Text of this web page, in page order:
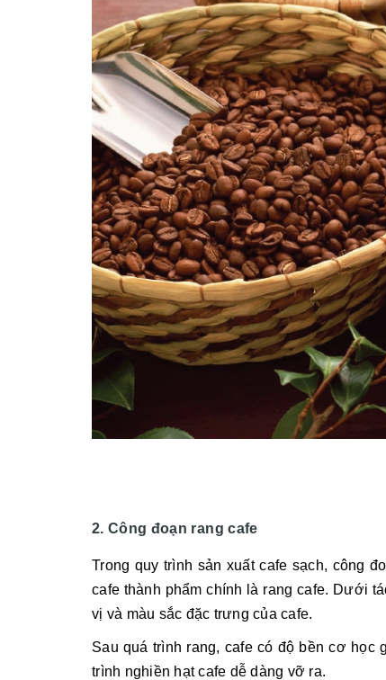
2. Công đoạn rang cafe
Trong quy trình sản xuất cafe sạch, công
cafe thành phẩm chính là rang cafe. Dưới
vị và màu sắc đặc trưng của cafe.
Sau quá trình rang, cafe có độ bền cơ
trình nghiền hạt cafe dễ dàng vỡ ra.